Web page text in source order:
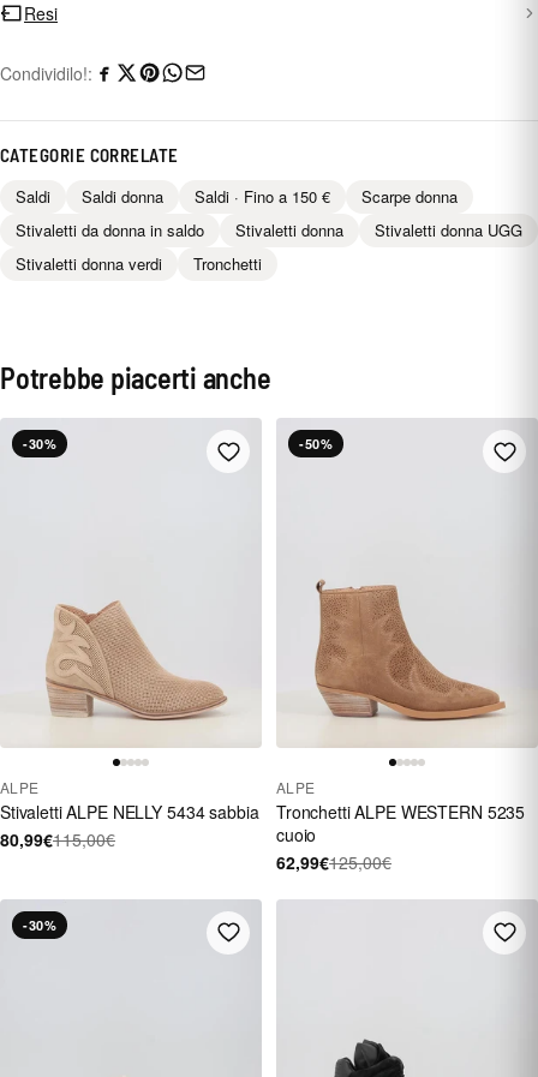
Resi
Condividilo!:
CATEGORIE CORRELATE
Saldi Saldi donna Saldi · Fino a 150 €
Scarpe donna
Stivaletti da donna in saldo
Stivaletti donna
Stivaletti donna UGG
Stivaletti donna verdi
Tronchetti
Potrebbe piacerti anche
-30%
ALPE
Stivaletti ALPE NELLY 5434 sabbia
80,99€115,00€
-50%
ALPE
Tronchetti ALPE WESTERN 5235
cuoio
62,99€125,00€
-30%